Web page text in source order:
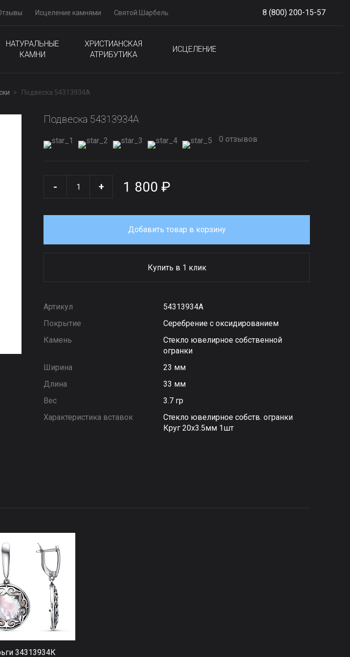
Исцеление камнями Святой Шарбель 8 (800) 200-15-57
НАТУРАЛЬНЫЕ
КАМНИ
ХРИСТИАНСКАЯ
АТРИБУТИКА
ИСЦЕЛЕНИЕ
Подвеска 54313934А
Подвеска 54313934А
0 отзывов
- + 1 800 ₽
Добавить товар в корзину
Купить в 1 клик
Артикул
54313934А
Покрытие
Серебрение с оксидированием
Камень
Стекло ювелирное собственной
огранки
Ширина
23 мм
Длина
33 мм
Вес
3.7 гр
Характеристика вставок
Стекло ювелирное собств. огранки
Круг 20х3.5мм 1шт
34313934К